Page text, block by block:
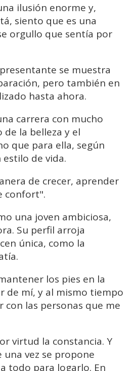
ilusión enorme y,
siento que es una
orgullo que sentía por
se muestra
pero también en
hasta ahora.
carrera con mucho
la belleza y el
que para ella, según
de vida.
de crecer, aprender
confort".
una joven ambiciosa,
Su perfil arroja
única, como la
los pies en la
de mí, y al mismo tiempo
con las personas que me
virtud la constancia. Y
una vez se propone
todo para logarlo. En